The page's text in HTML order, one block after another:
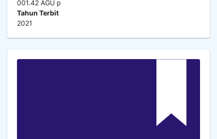
001.42 AGU p
Tahun Terbit
2021